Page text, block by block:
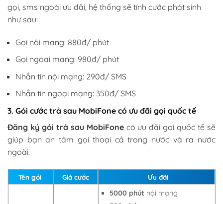
gọi, sms ngoài ưu đãi, hệ thống sẽ tính cước phát sinh
như sau:
Gọi nội mạng: 880đ/ phút
Gọi ngoại mạng: 980đ/ phút
Nhắn tin nội mạng: 290đ/ SMS
Nhắn tin ngoại mạng: 350đ/ SMS
3. Gói cước trả sau MobiFone có ưu đãi gọi quốc tế
Đăng ký gói trả sau MobiFonecó ưu đãi gọi quốc tế sẽ
giúp bạn an tâm gọi thoại cả trong nước và ra nước
ngoài.
Tên gói Giá cước Ưu đãi
5000 phút nội mạng